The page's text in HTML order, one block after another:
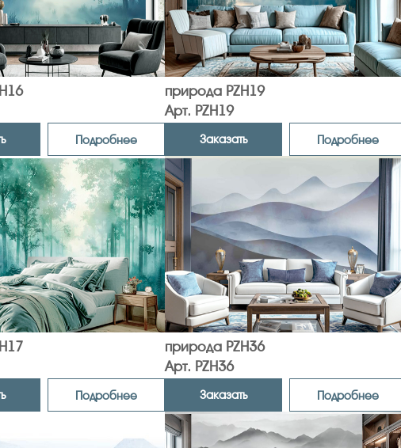
Подробнее
природа PZH19
Арт. PZH19
Заказать Подробнее
Подробнее
природа PZH36
Арт. PZH36
Заказать Подробнее